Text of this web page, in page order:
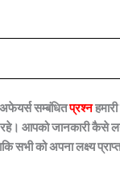
सम्बंधितप्रश्न
रहे। आपको जानकारी कैसे
सभी को अपना लक्ष्य